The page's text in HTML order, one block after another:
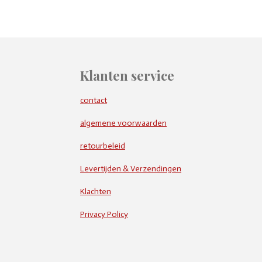
Klanten service
contact
algemene voorwaarden
retourbeleid
Levertijden & Verzendingen
Klachten
Privacy Policy